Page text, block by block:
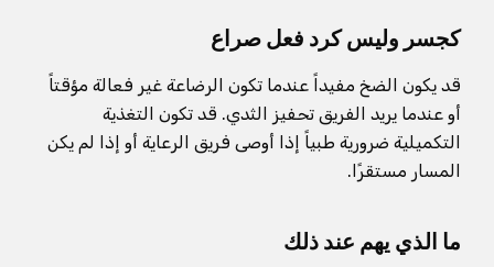
كجسر وليس كرد فعل صراع
قد يكون الضخ مفيداً عندما تكون الرضاعة غير فعالة مؤقتاً
أو عندما يريد الفريق تحفيز الثدي. قد تكون التغذية
التكميلية ضرورية طبياً إذا أوصى فريق الرعاية أو إذا لم يكن
المسار مستقرًا.
ما الذي يهم عند ذلك